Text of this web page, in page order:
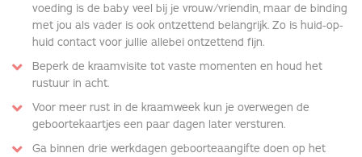
voeding is de baby veel bij je vrouw/vriendin, maar de binding
met jou als vader is ook ontzettend belangrijk. Zo is huid-op-
huid contact voor jullie allebei ontzettend fijn.
Beperk de kraamvisite tot vaste momenten en houd het
rustuur in acht.
Voor meer rust in de kraamweek kun je overwegen de
geboortekaartjes een paar dagen later versturen.
Ga binnen drie werkdagen geboorteaangifte doen op het